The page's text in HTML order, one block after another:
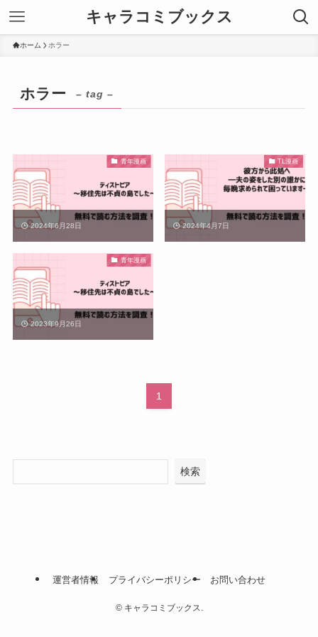
キャラコミブックス
ホーム ホラー
ホラー – tag –
青年漫画
2024年6月28日
TL漫画
2024年4月7日
青年漫画
2023年9月26日
1
検索
運営者情報 プライバシーポリシー お問い合わせ
©キャラコミブックス.